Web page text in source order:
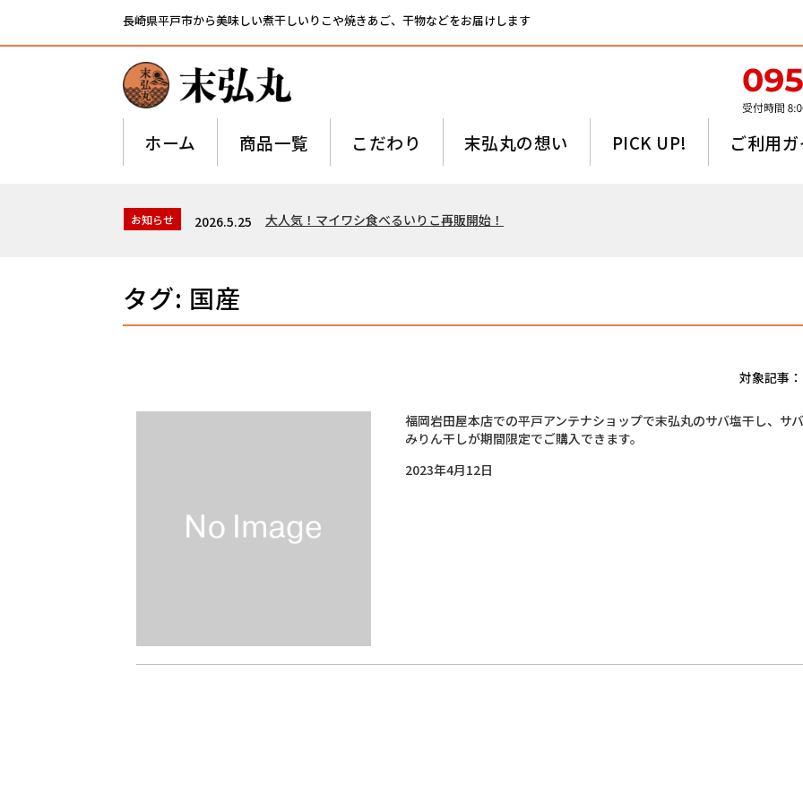
長崎県平戸市から美味しい煮干しいりこや焼きあご、干物などをお届けします
ホーム 商品一覧 こだわり 末弘丸の想い PICK UP! ご利用
お知らせ 2026.5.25 大人気！マイワシ食べるいりこ再販開始！
タグ: 国産
対象記事
福岡岩田屋本店での平戸アンテナショップで末弘丸のサバ塩干し、サバ
みりん干しが期間限定でご購入できます。
2023年4月12日